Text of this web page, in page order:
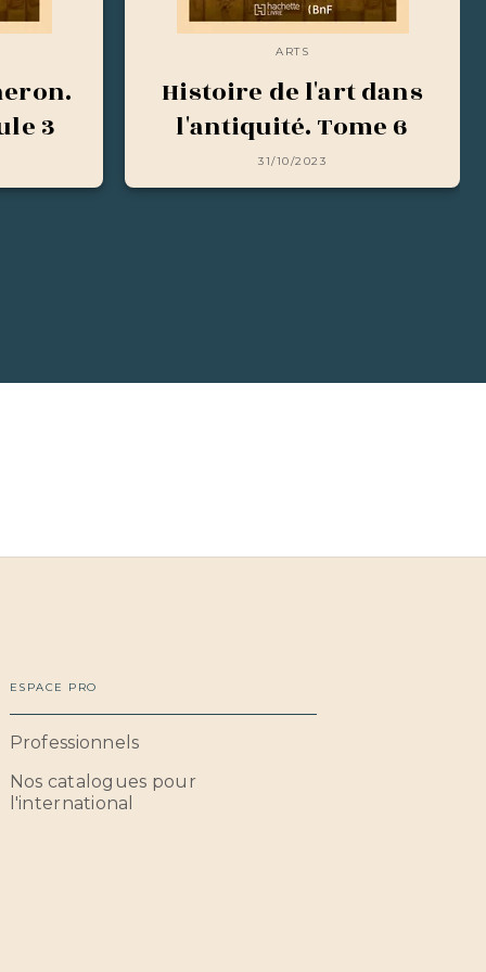
3
ARTS
Histoire de l'art dans
l'antiquité. Tome 6
31/10/2023
ESPACE PRO
Professionnels
Nos catalogues pour
l'international